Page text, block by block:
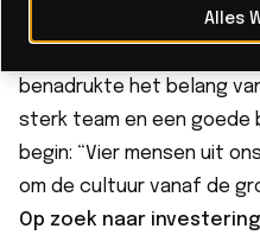
dat hij moest kiezen
benadrukte het belang
sterk team en een
begin: “Vier mensen uit
om de cultuur vanaf de
Op zoek naar
Alles